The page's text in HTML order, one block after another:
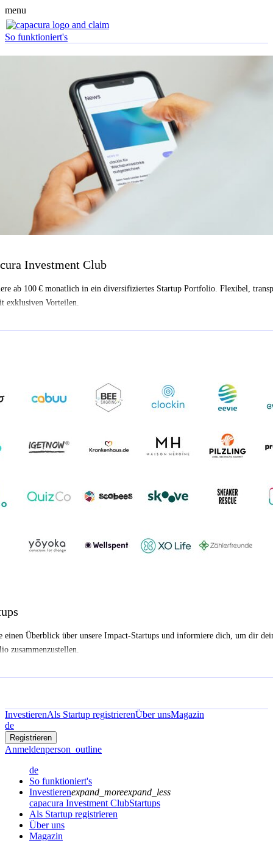
menu
So funktioniert's
Investment Club
ab 100 € monatlich in ein diversifiziertes Startup Portfolio. Flexibel,
exklusiven Vorteilen.
einen Überblick über unsere Impact-Startups und informiere dich, um dir
zusammenzustellen.
InvestierenAls Startup registrierenÜber unsMagazin
de
Registrieren
Anmeldenperson_outline
de
So funktioniert's
Investierenexpand_moreexpand_less
capacura Investment ClubStartups
Als Startup registrieren
Über uns
Magazin